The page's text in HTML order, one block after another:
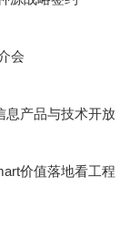
会
息产品与技术开放
价值落地看工程